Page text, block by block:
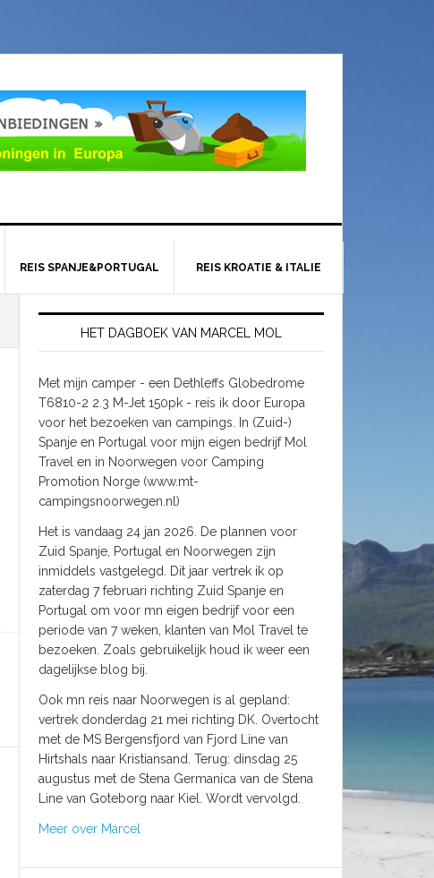
REIS SPANJE&PORTUGAL REIS KROATIE & ITALIE
HET DAGBOEK VAN MARCEL MOL
Met mijn camper - een Dethleffs Globedrome
T6810-2 2.3 M-Jet 150pk - reis ik door Europa
voor het bezoeken van campings. In (Zuid-)
Spanje en Portugal voor mijn eigen bedrijf Mol
Travel en in Noorwegen voor Camping
Promotion Norge (www.mt-
campingsnoorwegen.nl)
Het is vandaag 24 jan 2026. De plannen voor
Zuid Spanje, Portugal en Noorwegen zijn
inmiddels vastgelegd. Dit jaar vertrek ik op
zaterdag 7 februari richting Zuid Spanje en
Portugal om voor mn eigen bedrijf voor een
periode van 7 weken, klanten van Mol Travel te
bezoeken. Zoals gebruikelijk houd ik weer een
dagelijkse blog bij.
Ook mn reis naar Noorwegen is al gepland:
vertrek donderdag 21 mei richting DK. Overtocht
met de MS Bergensfjord van Fjord Line van
Hirtshals naar Kristiansand. Terug: dinsdag 25
augustus met de Stena Germanica van de Stena
Line van Goteborg naar Kiel. Wordt vervolgd.
Meer over Marcel